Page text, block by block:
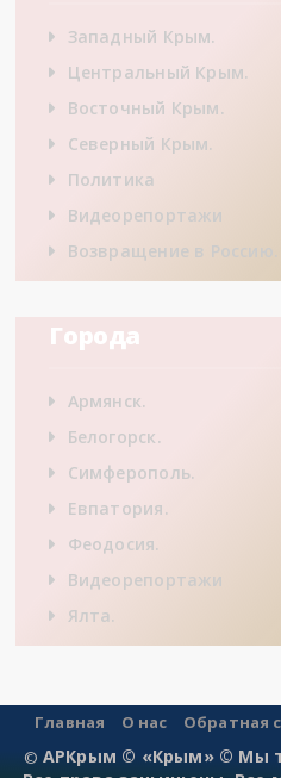
Западный Крым.
Центральный Крым.
Восточный Крым.
Северный Крым.
Политика
Видеорепортажи
Возвращение в Россию.
Города
Армянск.
Белогорск.
Симферополь.
Евпатория.
Феодосия.
Видеорепортажи
Ялта.
Главная О нас Обратная
© АРКрым © «Крым» © Мы